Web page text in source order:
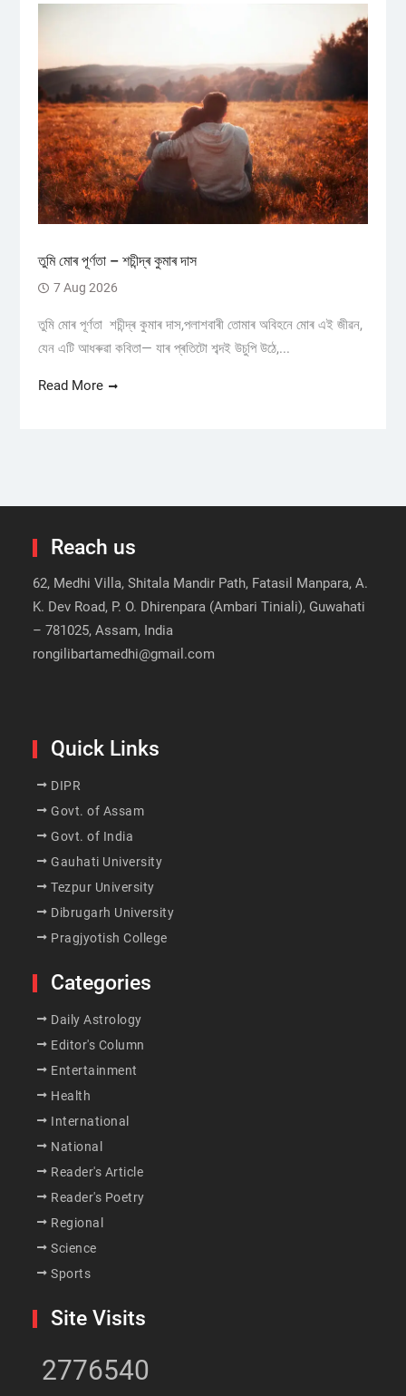
তুমি মোৰ পূৰ্ণতা – শচীন্দ্ৰ কুমাৰ দাস
7 Aug 2026
তুমি মোৰ পূৰ্ণতা শচীন্দ্ৰ কুমাৰ দাস,পলাশবাৰী তোমাৰ অবিহনে মোৰ এই জীৱন,
যেন এটি আধৰুৱা কবিতা— যাৰ প্ৰতিটো শব্দই উচুপি উঠে,...
Read More
Reach us
62, Medhi Villa, Shitala Mandir Path, Fatasil Manpara, A.
K. Dev Road, P. O. Dhirenpara (Ambari Tiniali), Guwahati
– 781025, Assam, India
rongilibartamedhi@gmail.com
Quick Links
DIPR
Govt. of Assam
Govt. of India
Gauhati University
Tezpur University
Dibrugarh University
Pragjyotish College
Categories
Daily Astrology
Editor's Column
Entertainment
Health
International
National
Reader's Article
Reader's Poetry
Regional
Science
Sports
Site Visits
2776540